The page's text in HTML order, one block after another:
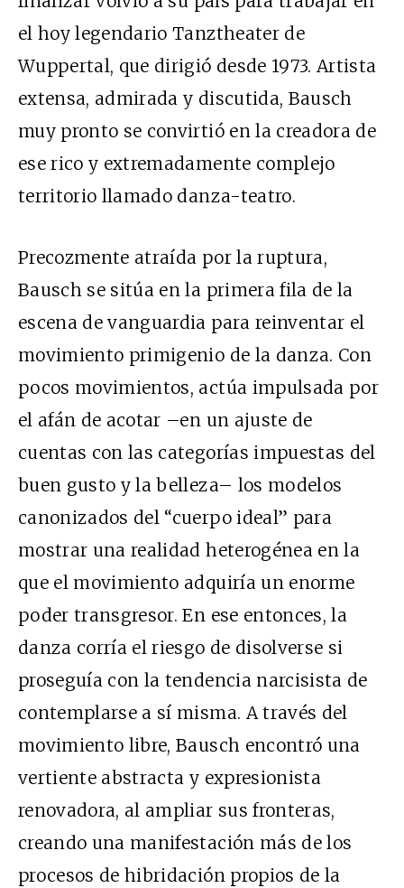
el hoy legendario Tanztheater de
Wuppertal, que dirigió desde 1973. Artista
extensa, admirada y discutida, Bausch
muy pronto se convirtió en la creadora de
ese rico y extremadamente complejo
territorio llamado danza-teatro.
Precozmente atraída por la ruptura,
Bausch se sitúa en la primera fila de la
escena de vanguardia para reinventar el
movimiento primigenio de la danza. Con
pocos movimientos, actúa impulsada por
el afán de acotar –en un ajuste de
cuentas con las categorías impuestas del
buen gusto y la belleza– los modelos
canonizados del “cuerpo ideal” para
mostrar una realidad heterogénea en la
que el movimiento adquiría un enorme
poder transgresor. En ese entonces, la
danza corría el riesgo de disolverse si
proseguía con la tendencia narcisista de
contemplarse a sí misma. A través del
movimiento libre, Bausch encontró una
vertiente abstracta y expresionista
renovadora, al ampliar sus fronteras,
creando una manifestación más de los
procesos de hibridación propios de la